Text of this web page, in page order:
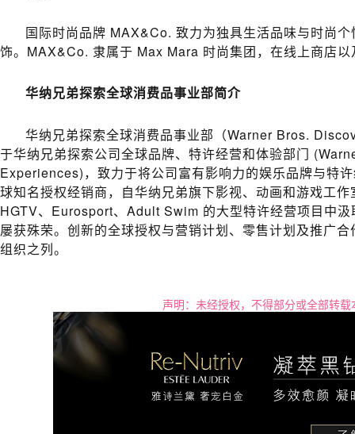
国际时尚品牌 MAX&Co. 致力为独具生活品味与时尚
饰。MAX&Co. 隶属于 Max Mara 时尚集团，在线上商店
华纳兄弟探索全球消费品事业部简介
华纳兄弟探索全球消费品事业部（Warner Bros.
于华纳兄弟探索公司全球品牌、特许经营和体验部门
Experiences)，致力于将公司富有影响力的娱乐品牌与特
球知名授权经销商，自华纳兄弟旗下影视、动画和游戏工
HGTV、Eurosport、Adult Swim 的大型特许经营项目中
屡获殊荣。创新的全球授权与营销计划、零售计划及推广
组织之列。
声明：未经授权，不得部分或全部转